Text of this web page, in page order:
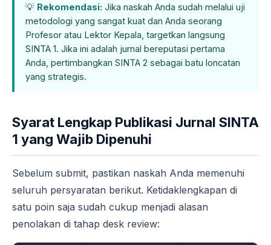
💡 Rekomendasi: Jika naskah Anda sudah melalui uji
metodologi yang sangat kuat dan Anda seorang
Profesor atau Lektor Kepala, targetkan langsung
SINTA 1. Jika ini adalah jurnal bereputasi pertama
Anda, pertimbangkan SINTA 2 sebagai batu loncatan
yang strategis.
Syarat Lengkap Publikasi Jurnal SINTA
1 yang Wajib Dipenuhi
Sebelum submit, pastikan naskah Anda memenuhi
seluruh persyaratan berikut. Ketidaklengkapan di
satu poin saja sudah cukup menjadi alasan
penolakan di tahap desk review: